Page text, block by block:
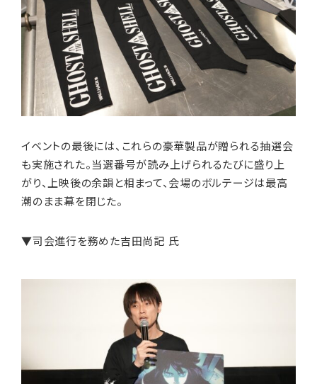
イベントの最後には、これらの豪華製品が贈られる抽選会
も実施された。当選番号が読み上げられるたびに盛り上
がり、上映後の余韻と相まって、会場のボルテージは最高
潮のまま幕を閉じた。
▼司会進行を務めた吉田尚記 氏